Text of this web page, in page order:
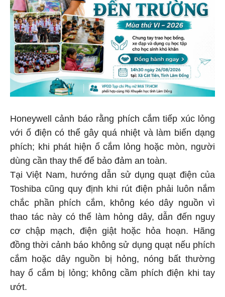
Honeywell cảnh báo rằng phích cắm tiếp xúc lỏng
với ổ điện có thể gây quá nhiệt và làm biến dạng
phích; khi phát hiện ổ cắm lỏng hoặc mòn, người
dùng cần thay thế để bảo đảm an toàn.
Tại Việt Nam, hướng dẫn sử dụng quạt điện của
Toshiba cũng quy định khi rút điện phải luôn nắm
chắc phần phích cắm, không kéo dây nguồn vì
thao tác này có thể làm hỏng dây, dẫn đến nguy
cơ chập mạch, điện giật hoặc hỏa hoạn. Hãng
đồng thời cảnh báo không sử dụng quạt nếu phích
cắm hoặc dây nguồn bị hỏng, nóng bất thường
hay ổ cắm bị lỏng; không cầm phích điện khi tay
ướt.